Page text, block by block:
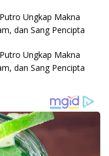
Ungkap Makna
dan Sang Pencipta
Ungkap Makna
dan Sang Pencipta